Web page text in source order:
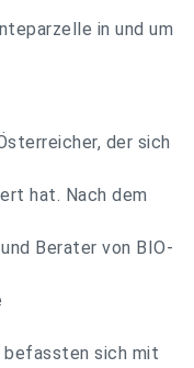
in und um
der sich
hat. Nach dem
Berater von BIO-
befassten sich mit